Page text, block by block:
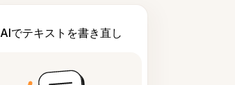
AIでテキストを書き直し